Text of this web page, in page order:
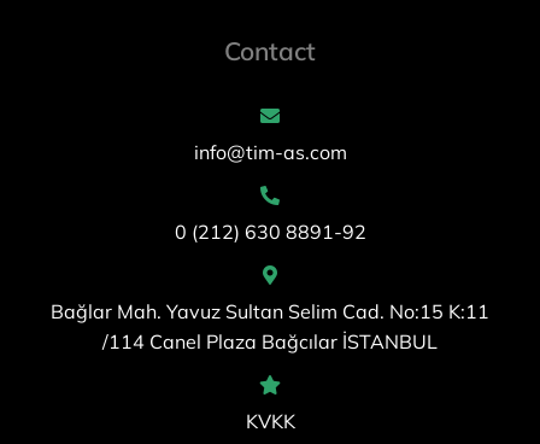
Contact
info@tim-as.com
0 (212) 630 8891-92
Bağlar Mah. Yavuz Sultan Selim Cad. No:15 K:11
/114 Canel Plaza Bağcılar İSTANBUL
KVKK